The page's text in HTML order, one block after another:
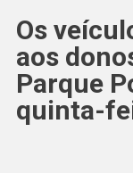
Os
aos
Parque
quinta-